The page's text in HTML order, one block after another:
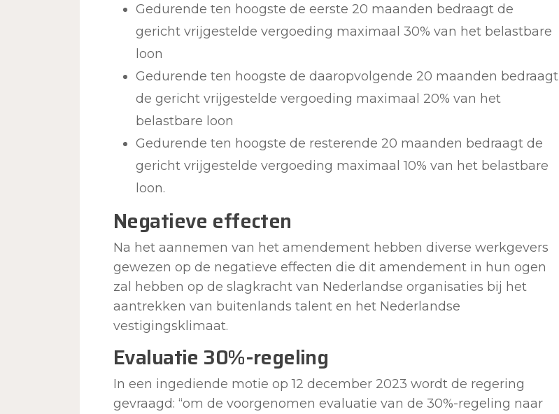
Gedurende ten hoogste de eerste 20 maanden bedraagt de
gericht vrijgestelde vergoeding maximaal 30% van het belastbare
loon
Gedurende ten hoogste de daaropvolgende 20 maanden bedraagt
de gericht vrijgestelde vergoeding maximaal 20% van het
belastbare loon
Gedurende ten hoogste de resterende 20 maanden bedraagt de
gericht vrijgestelde vergoeding maximaal 10% van het belastbare
loon.
Negatieve effecten
Na het aannemen van het amendement hebben diverse werkgevers
gewezen op de negatieve effecten die dit amendement in hun ogen
zal hebben op de slagkracht van Nederlandse organisaties bij het
aantrekken van buitenlands talent en het Nederlandse
vestigingsklimaat.
Evaluatie 30%-regeling
In een ingediende motie op 12 december 2023 wordt de regering
gevraagd: “om de voorgenomen evaluatie van de 30%-regeling naar